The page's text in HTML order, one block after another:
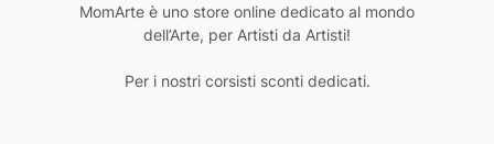
MomArte è uno store online dedicato al mondo
dell’Arte, per Artisti da Artisti!
Per i nostri corsisti sconti dedicati.